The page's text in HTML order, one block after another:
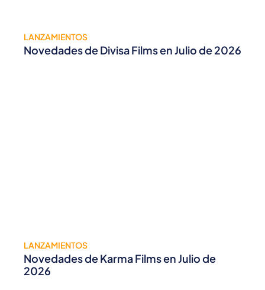
LANZAMIENTOS
Novedades de Divisa Films en Julio de 2026
LANZAMIENTOS
Novedades de Karma Films en Julio de
2026